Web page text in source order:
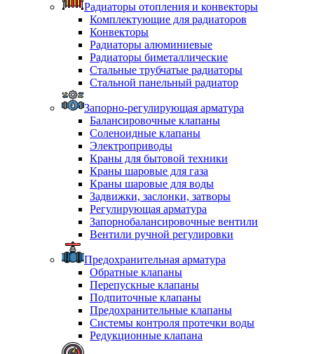
Радиаторы отопления и конвекторы
Комплектующие для радиаторов
Конвекторы
Радиаторы алюминиевые
Радиаторы биметаллические
Стальные трубчатые радиаторы
Стальной панельный радиатор
Запорно-регулирующая арматура
Балансировочные клапаны
Соленоидные клапаны
Электроприводы
Краны для бытовой техники
Краны шаровые для газа
Краны шаровые для воды
Задвижки, заслонки, затворы
Регулирующая арматура
Запорнобалансировочные вентили
Вентили ручной регулировки
Предохранительная арматура
Обратные клапаны
Перепускные клапаны
Подпиточные клапаны
Предохранительные клапаны
Системы контроля протечки воды
Редукционные клапана